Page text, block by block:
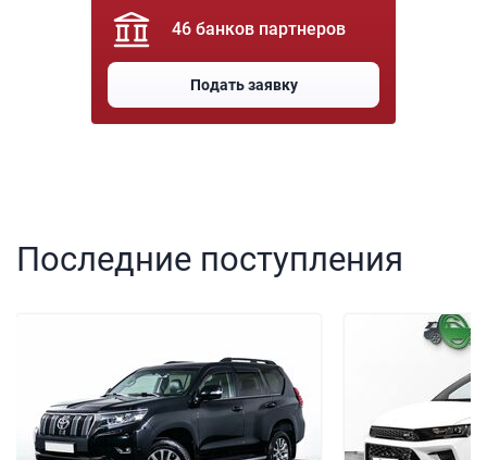
46 банков партнеров
Подать заявку
Последние поступления